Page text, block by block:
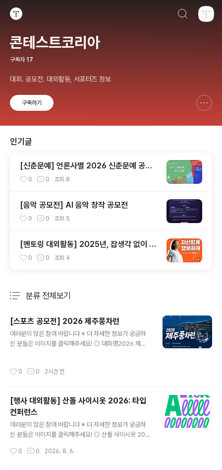
콘테스트코리아
구독자 17
대회. 공모전. 대외활동, 서포터즈 정보
구독하기
인기글
[신춘문예] 언론사별 2026 신춘문예 공고
모음
0 0 조회 8
[음악 공모전] AI 음악 창작 공모전
0 0 조회 5
[멘토링 대외활동] 2025년, 잡생각 없이 가
장 '나답게' 성공하는 법 ㅣ자기계발 명상캠프
0 0 조회 4
분류 전체보기
[스포츠 공모전] 2026 제주풍차런
여러분의 많은 참여 바랍니다 ※ 더 자세한 정보가 궁금하
신 분들은 이미지를 클릭해주세요! ◎ 대회명2026 제주
수협 다목적어업인종합지원센터제주 제주시 한림읍 한림
9:00 / 5K 09:20 ◎ 참가비 입금계좌- 은행명 : 농협- 계
좌번호 : 351-1405-5832-13- 예금주 : 주식회사 어디
감수광 ◎ 시상내용종합 시상시상은 10km 부문에 한해
진행되며, 5km 부문은 시상에서 제외됩니다.- 1위 30만
0 0 2시간 전
[행사 대외활동] 산돌 사이시옷 2026: 타입
컨퍼런스
여러분의 많은 참여 바랍니다 ※ 더 자세한 정보가 궁금하
신 분들은 이미지를 클릭해주세요! ◎ 산돌 사이시옷 202
타입 컨퍼런스 산돌 사이시옷 2026!디자이너 및 콘텐츠
0 0 2026. 8. 6.